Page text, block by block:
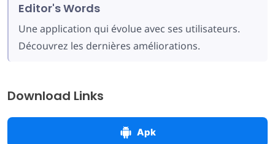
Editor's Words
Une application qui évolue avec ses utilisateurs.
Découvrez les dernières améliorations.
Download Links
Apk